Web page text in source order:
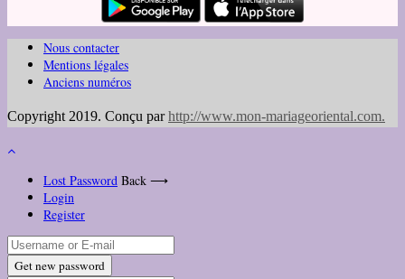
Nous contacter
Mentions légales
Anciens numéros
Copyright 2019. Conçu parhttp://www.mon-mariageoriental.com.
Lost Password Back ⟶
Login
Register
Get new password